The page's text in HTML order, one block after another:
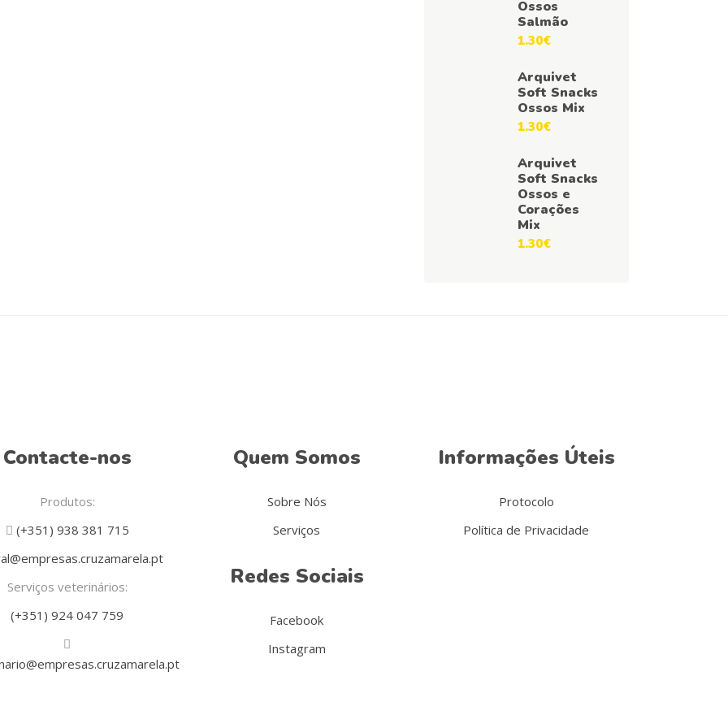
Ossos
Salmão
1.30€
Arquivet
Soft Snacks
Ossos Mix
1.30€
Arquivet
Soft Snacks
Ossos e
Corações
Mix
1.30€
Contacte-nos
Produtos:
(+351) 938 381 715
Serviços veterinários:
(+351) 924 047 759
Quem Somos
Sobre Nós
Serviços
Redes Sociais
Facebook
Instagram
Informações Úteis
Protocolo
Política de Privacidade